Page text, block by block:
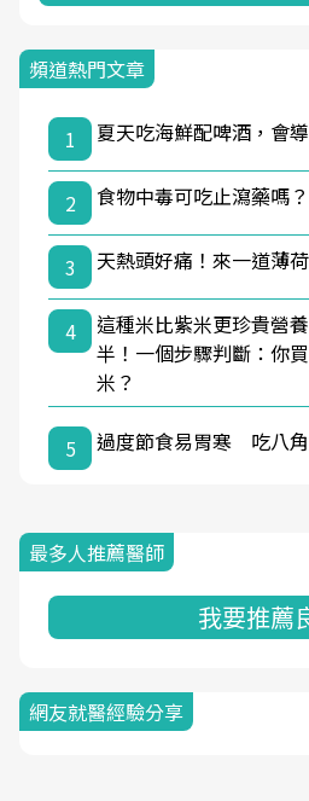
頻道熱門文章
1 夏天吃海鮮配啤酒，會
2 食物中毒可吃止瀉藥嗎？
3 天熱頭好痛！來一道薄
4
這種米比紫米更珍貴營
半！一個步驟判斷：你
米？
5 過度節食易胃寒 吃八
最多人推薦醫師
我要推薦
網友就醫經驗分享